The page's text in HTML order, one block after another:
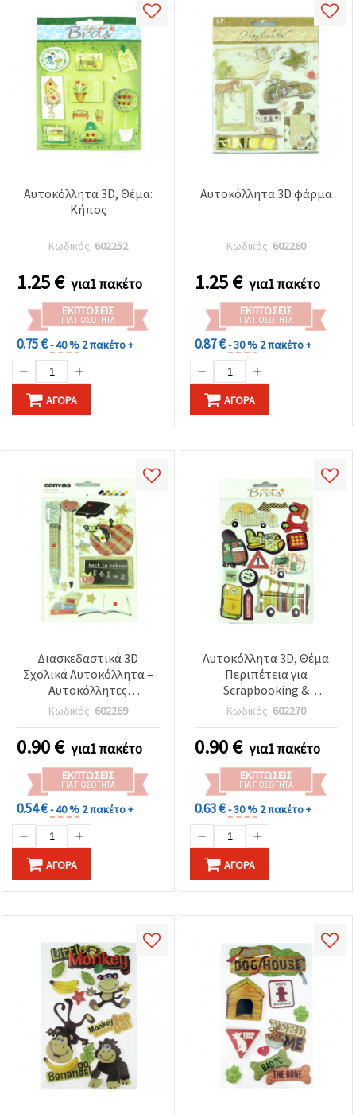
Αυτοκόλλητα 3D, Θέμα:
Κήπος
Κωδικός: 602252
1.25€ για1 πακέτο
ΕΚΠΤΏΣΕΙΣ
ΓΙΑ ΠΟΣΌΤΗΤΑ
0.75 €- 40 % 2 πακέτο +
ΑΓΟΡΆ
Αυτοκόλλητα 3D φάρμα
Κωδικός: 602260
1.25€ για1 πακέτο
ΕΚΠΤΏΣΕΙΣ
ΓΙΑ ΠΟΣΌΤΗΤΑ
0.87 €- 30 % 2 πακέτο +
ΑΓΟΡΆ
Διασκεδαστικά 3D
Σχολικά Αυτοκόλλητα –
Αυτοκόλλητες
Διακοσμήσεις για
Scrapbooking,
Ημερολόγια &
Δημιουργικές
Κατασκευές, Ασορτί
Σχέδια
Κωδικός: 602269
0.90€ για1 πακέτο
ΕΚΠΤΏΣΕΙΣ
ΓΙΑ ΠΟΣΌΤΗΤΑ
0.54 €- 40 % 2 πακέτο +
ΑΓΟΡΆ
Αυτοκόλλητα 3D, Θέμα
Περιπέτεια για
Scrapbooking &
Χειροτεχνίες
Κωδικός: 602270
0.90€ για1 πακέτο
ΕΚΠΤΏΣΕΙΣ
ΓΙΑ ΠΟΣΌΤΗΤΑ
0.63 €- 30 % 2 πακέτο +
ΑΓΟΡΆ